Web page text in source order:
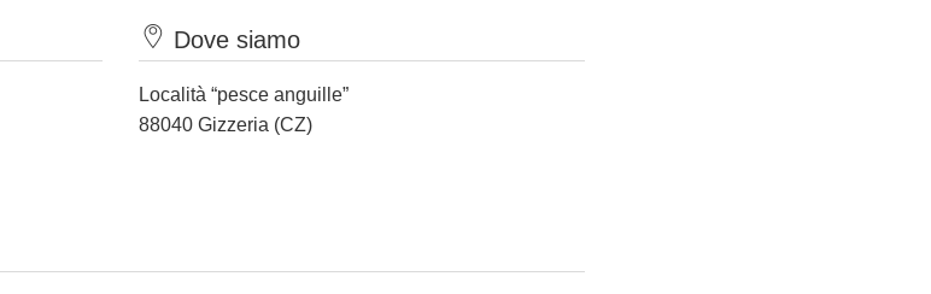
Dove siamo
Località “pesce anguille”
88040 Gizzeria (CZ)